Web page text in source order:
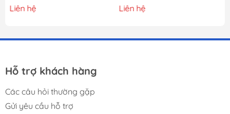
Liên hệ
Liên hệ
Hỗ trợ khách hàng
Các câu hỏi thường gặp
Gửi yêu cầu hỗ trợ